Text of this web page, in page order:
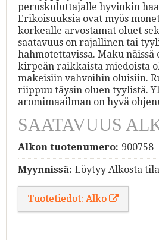
peruskuluttajalle hyvinkin
Erikoisuuksia ovat myös
korkealle arvostamat oluet
saatavuus on rajallinen tai
hahmotettavissa. Maku näissä
kirpeän raikkaista miedoista
makeisiin vahvoihin oluisiin.
riippuu täysin oluen tyylistä.
aromimaailman on hyvä
SAATAVUUS
Alkon tuotenumero: 900758
Myynnissä: Löytyy Alkosta
Tuotetiedot: Alko